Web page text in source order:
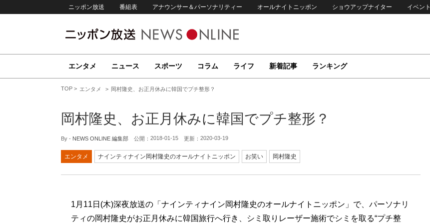
ニッポン放送 番組表 アナウンサー＆パーソナリティー オールナイトニッポン ショウアップナイター イベント
エンタメ ニュース スポーツ コラム ライフ 新着記事 ランキング
TOP エンタメ 岡村隆史、お正月休みに韓国でプチ整形？
岡村隆史、お正月休みに韓国でプチ整形？
By - NEWS ONLINE 編集部 公開： 2018-01-15 更新： 2020-03-19
エンタメ ナインティナイン岡村隆史のオールナイトニッポン お笑い 岡村隆史
1月11日(木)深夜放送の「ナインティナイン岡村隆史のオールナイトニッポン」で、パーソナリ
ティの岡村隆史がお正月休みに韓国旅行へ行き、シミ取りレーザー施術でシミを取る“プチ整